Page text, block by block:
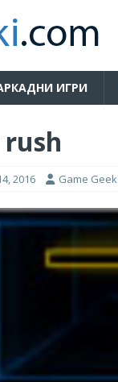
ИГРИ
2016 Game Geek